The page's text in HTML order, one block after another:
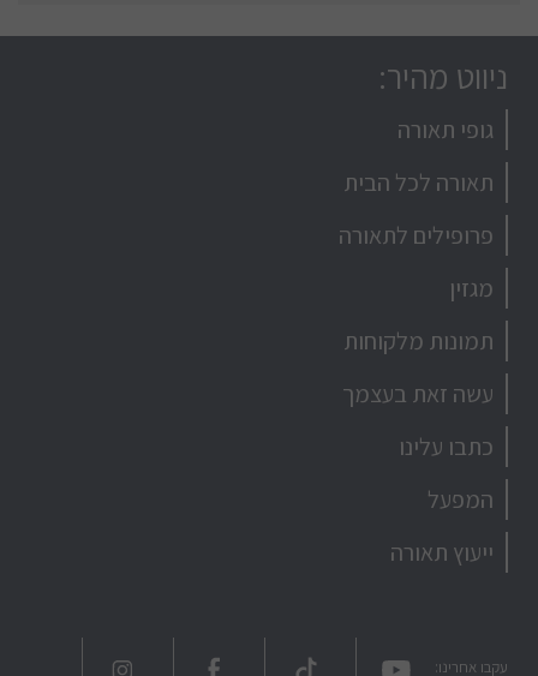
ניווט מהיר:
גופי תאורה
תאורה לכל הבית
פרופילים לתאורה
מגזין
תמונות מלקוחות
עשה זאת בעצמך
כתבו עלינו
המפעל
ייעוץ תאורה
עקבו אחרינו: